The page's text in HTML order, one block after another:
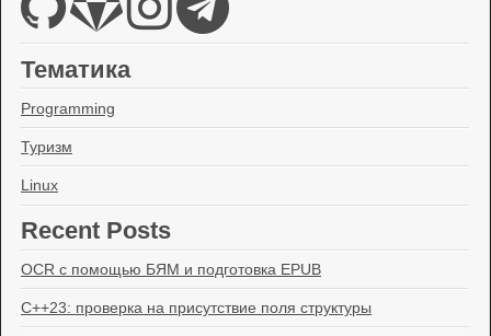
Тематика
Programming
Туризм
Linux
Recent Posts
OCR с помощью БЯМ и подготовка EPUB
C++23: проверка на присутствие поля структуры